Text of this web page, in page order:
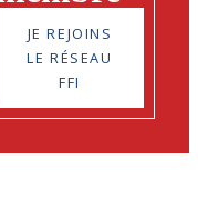
JE REJOINS
LE RÉSEAU
FFI